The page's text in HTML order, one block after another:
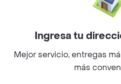
Sobre Rappi
Ingresa tu
Mejor servicio, entregas
más